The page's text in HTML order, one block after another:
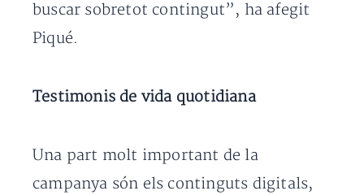
buscar sobretot contingut”, ha afegit
Piqué.
Testimonis de vida quotidiana
Una part molt important de la
campanya són els continguts digitals,